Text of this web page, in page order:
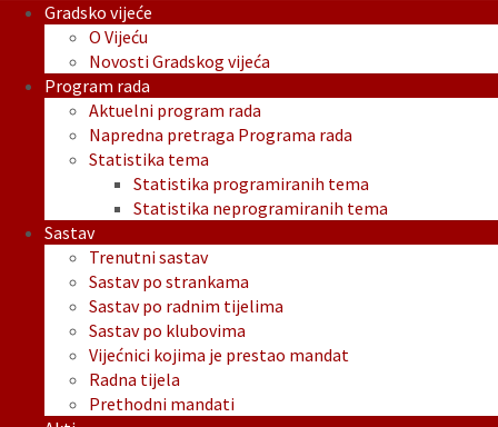
Gradsko vijeće
O Vijeću
Novosti Gradskog vijeća
Program rada
Aktuelni program rada
Napredna pretraga Programa rada
Statistika tema
Statistika programiranih tema
Statistika neprogramiranih tema
Sastav
Trenutni sastav
Sastav po strankama
Sastav po radnim tijelima
Sastav po klubovima
Vijećnici kojima je prestao mandat
Radna tijela
Prethodni mandati